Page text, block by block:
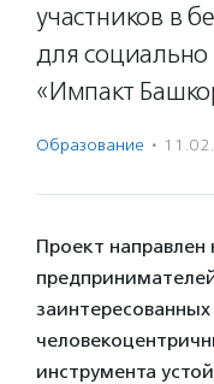
участников в
для социально
«Импакт
Образование ·
Проект
инструмента